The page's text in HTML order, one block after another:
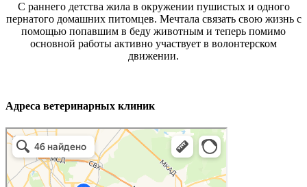
С раннего детства жила в окружении пушистых и одного
пернатого домашних питомцев. Мечтала связать свою жизнь с
помощью попавшим в беду животным и теперь помимо
основной работы активно участвует в волонтерском
движении.
Адреса ветеринарных клиник